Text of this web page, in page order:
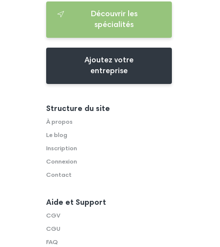
Découvrir les
spécialités
Ajoutez votre
entreprise
Structure du site
À propos
Le blog
Inscription
Connexion
Contact
Aide et Support
CGV
CGU
FAQ